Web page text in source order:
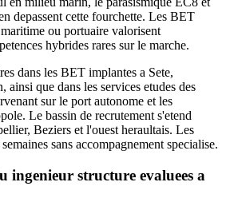
depassent cette fourchette. Les BET
ou portuaire valorisent
hybrides rares sur le marche.
dans les BET implantes a Sete,
que dans les services etudes des
sur le port autonome et les
Le bassin de recrutement s'etend
Beziers et l'ouest heraultais. Les
sans accompagnement specialise.
ingenieur structure evaluees a